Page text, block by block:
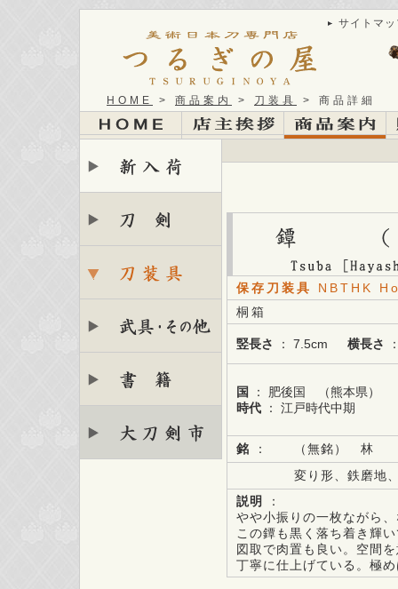
サイトマ
HOME > 商品案内 > 刀装具 > 商品詳細
保存刀装具
NBTHK
桐箱
竪長さ ： 7.5cm 横長さ
国
： 肥後国 （熊本県）
時代 ： 江戸時代中期
銘 ：
（無銘） 林
変り形、鉄磨地
説明
：
やや小振りの一枚ながら
この鐔も黒く落ち着き輝
図取で肉置も良い。空間
丁寧に仕上げている。極